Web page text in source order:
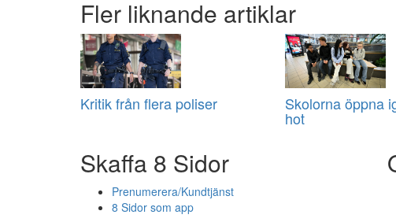
Fler liknande artiklar
Kritik från flera poliser Skolorna öppna
hot
Skaffa 8 Sidor
Prenumerera/Kundtjänst
8 Sidor som app